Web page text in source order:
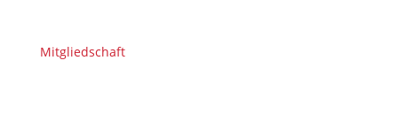
Mitgliedschaft